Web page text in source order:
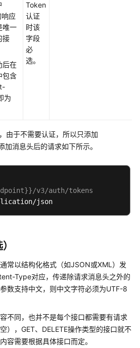
应
唯一
接
后在
包含
为
Token
认证
时该
字段
必
选。
由于不需要认证，所以只添加
加消息头后的请求如下所示。
v3/auth/tokens
常以结构化格式（如JSON或XML）发
Type对应，传递除请求消息头之外的
数支持中文，则中文字符必须为UTF-8
不同，也并不是每个接口都需要有请求
），GET、DELETE操作类型的接口就不
容需要根据具体接口而定。